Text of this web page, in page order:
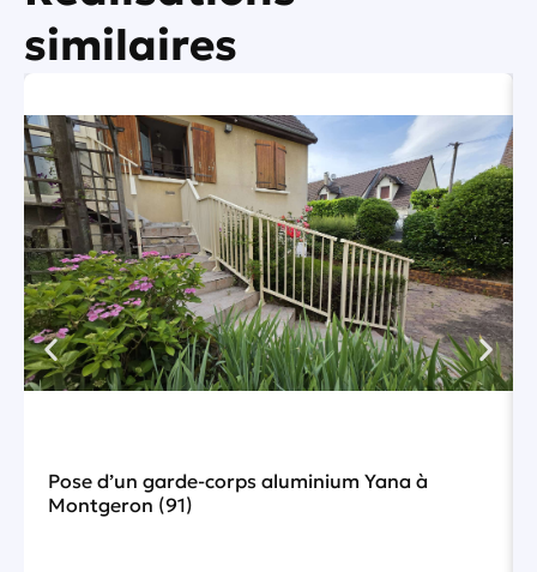
similaires
Pose d’un garde-corps aluminium Yana à
Montgeron (91)